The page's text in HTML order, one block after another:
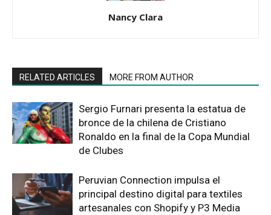
Nancy Clara
RELATED ARTICLES MORE FROM AUTHOR
Sergio Furnari presenta la estatua de
bronce de la chilena de Cristiano
Ronaldo en la final de la Copa Mundial
de Clubes
Peruvian Connection impulsa el
principal destino digital para textiles
artesanales con Shopify y P3 Media